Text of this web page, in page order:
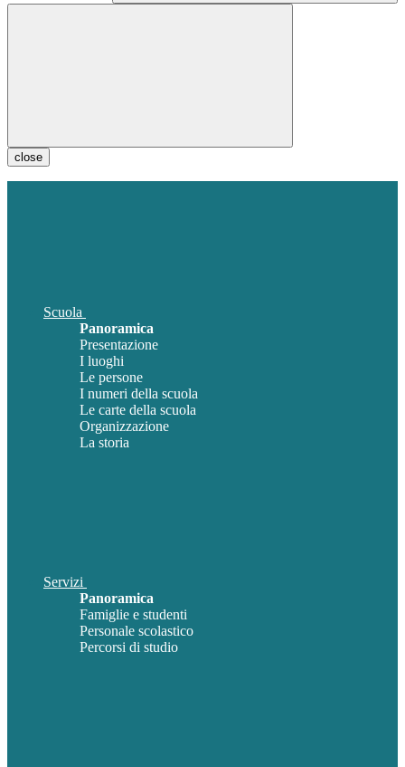
close
Scuola
Panoramica
Presentazione
I luoghi
Le persone
I numeri della scuola
Le carte della scuola
Organizzazione
La storia
Servizi
Panoramica
Famiglie e studenti
Personale scolastico
Percorsi di studio